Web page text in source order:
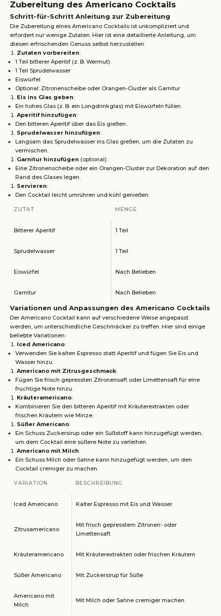
Zubereitung des Americano Cocktails
Schritt-für-Schritt Anleitung zur Zubereitung
Die Zubereitung eines Americano Cocktails ist unkompliziert und
erfordert nur wenige Zutaten. Hier ist eine detaillierte Anleitung, um
diesen erfrischenden Genuss selbst herzustellen.
Zutaten vorbereiten:
1 Teil bitterer Aperitif (z. B. Wermut)
1 Teil Sprudelwasser
Eiswürfel
Optional: Zitronenscheibe oder Orangen-Cluster als Garnitur
Eis ins Glas geben:
Ein hohes Glas (z. B. ein Longdrinkglas) mit Eiswürfeln füllen.
Aperitif hinzufügen:
Den bitteren Aperitif über das Eis gießen.
Sprudelwasser hinzufügen:
Langsam das Sprudelwasser ins Glas gießen, um die Zutaten zu
vermischen.
Garnitur hinzufügen (optional):
Eine Zitronenscheibe oder ein Orangen-Cluster zur Dekoration auf den
Rand des Glases legen.
Servieren:
Den Cocktail leicht umrühren und kühl genießen.
ZUTAT MENGE
Bitterer Aperitif 1 Teil
Sprudelwasser 1 Teil
Eiswürfel Nach Belieben
Garnitur Nach Belieben
Variationen und Anpassungen des Americano Cocktails
Der Americano Cocktail kann auf verschiedene Weise angepasst
werden, um unterschiedliche Geschmäcker zu treffen. Hier sind einige
beliebte Variationen:
Iced Americano:
Verwenden Sie kalten Espresso statt Aperitif und fügen Sie Eis und
Wasser hinzu.
Americano mit Zitrusgeschmack:
Fügen Sie frisch gepressten Zitronensaft oder Limettensaft für eine
fruchtige Note hinzu.
Kräuteramericano:
Kombinieren Sie den bitteren Aperitif mit Kräuterextrakten oder
frischen Kräutern wie Minze.
Süßer Americano:
Ein Schuss Zuckersirup oder ein Süßstoff kann hinzugefügt werden,
um dem Cocktail eine süßere Note zu verleihen.
Americano mit Milch:
Ein Schuss Milch oder Sahne kann hinzugefügt werden, um den
Cocktail cremiger zu machen.
VARIATION BESCHREIBUNG
Iced Americano Kalter Espresso mit Eis und Wasser
Zitrusamericano
Mit frisch gepresstem Zitronen- oder
Limettensaft
Kräuteramericano Mit Kräuterextrakten oder frischen Kräutern
Süßer Americano Mit Zuckersirup für Süße
Americano mit
Milch
Mit Milch oder Sahne cremiger machen